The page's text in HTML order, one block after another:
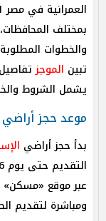
بمختلف
والخطوات
تبين الموجز
يشمل الشروط
موعد حجز أراضي
بدأ حجز أراضي
عبر موقع «مسكن»
ومباشرة لتقديم